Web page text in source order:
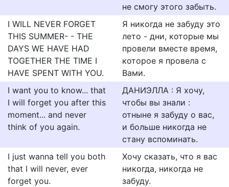
не смогу этого забыть.
I WILL NEVER FORGET
THIS SUMMER- - THE
DAYS WE HAVE HAD
TOGETHER THE TIME I
HAVE SPENT WITH YOU.
Я никогда не забуду это
лето - дни, которые мы
провели вместе время,
которое я провела с
Вами.
I want you to know... that
I will forget you after this
moment... and never
think of you again.
ДАНИЭЛЛА : Я хочу,
чтобы вы знали :
отныне я забуду о вас,
и больше никогда не
стану вспоминать.
I just wanna tell you both
that I will never, ever
forget you.
Хочу сказать, что я вас
никогда, никогда не
забуду.